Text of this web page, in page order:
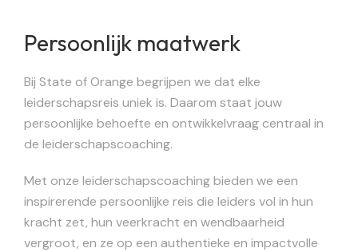
Persoonlijk maatwerk
Bij State of Orange begrijpen we dat elke
leiderschapsreis uniek is. Daarom staat jouw
persoonlijke behoefte en ontwikkelvraag centraal in
de leiderschapscoaching.
Met onze leiderschapscoaching bieden we een
inspirerende persoonlijke reis die leiders vol in hun
kracht zet, hun veerkracht en wendbaarheid
vergroot, en ze op een authentieke en impactvolle